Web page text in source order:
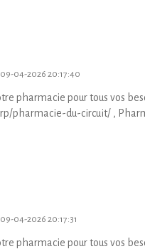
04-2026 20:17:40
pharmacie pour tous vos
pharmacie-du-circuit/ ,
04-2026 20:17:31
pharmacie pour tous vos